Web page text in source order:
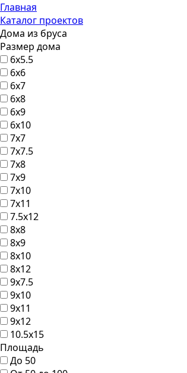
Главная
Каталог проектов
Дома из бруса
Размер дома
6х5.5
6x6
6х7
6х8
6х9
6х10
7х7
7х7.5
7х8
7х9
7х10
7x11
7.5х12
8х8
8х9
8х10
8x12
9х7.5
9х10
9х11
9х12
10.5х15
Площадь
До 50